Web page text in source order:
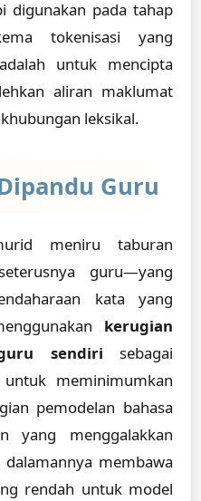
digunakan pada tahap
tokenisasi yang
untuk mencipta
aliran maklumat
leksikal.
Guru
meniru taburan
guru—yang
kata yang
kerugian
sendiri sebagai
meminimumkan
pemodelan bahasa
yang menggalakkan
membawa
rendah untuk model